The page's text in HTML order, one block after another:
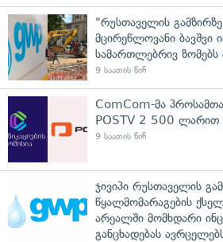
"რუსთაველის
მცირეწლოვანი
სამართლებრივ ზომებს
9 საათის წინ
ComCom-მა
POSTV 2 500 ლარით
9 საათის წინ
ჯივიპი რუსთაველის
წყალმომარაგების
არეალში მომხდარი
განცხადებას